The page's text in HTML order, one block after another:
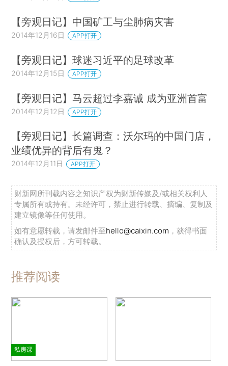
【旁观日记】中国矿工与尘肺病灾害
2014年12月16日 APP打开
【旁观日记】球迷习近平的足球改革
2014年12月15日 APP打开
【旁观日记】马云超过李嘉诚 成为亚洲首富
2014年12月12日 APP打开
【旁观日记】长篇调查：沃尔玛的中国门店，
业绩优异的背后有鬼？
2014年12月11日 APP打开
财新网所刊载内容之知识产权为财新传媒及/或相关权利人
专属所有或持有。未经许可，禁止进行转载、摘编、复制及
建立镜像等任何使用。
如有意愿转载，请发邮件至hello@caixin.com ，获得书面
确认及授权后，方可转载。
推荐阅读
私房课